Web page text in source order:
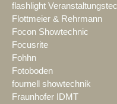
flashlight
Flottmeier & Rehrmann
Focon Showtechnic
Focusrite
Fohhn
Fotoboden
fournell showtechnik
Fraunhofer IDMT